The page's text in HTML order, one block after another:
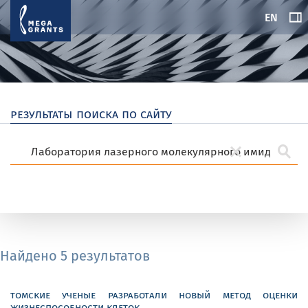
EN
результаты поиска по сайту
Найдено 5 результатов
томские ученые разработали новый метод оценки